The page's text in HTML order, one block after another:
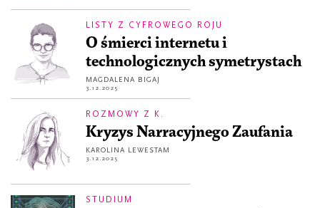
LISTY Z CYFROWEGO ROJU
O śmierci internetu i
technologicznych symetrystach
MAGDALENA BIGAJ
3.12.2025
ROZMOWY Z K.
Kryzys Narracyjnego Zaufania
KAROLINA LEWESTAM
3.12.2025
STUDIUM